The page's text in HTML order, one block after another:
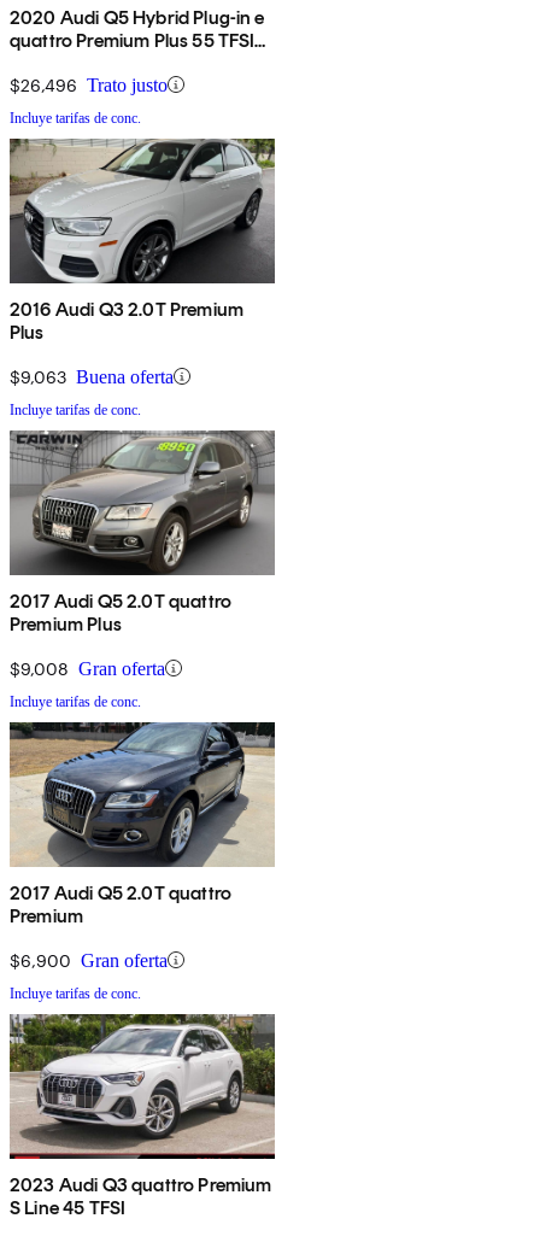
2020 Audi Q5 Hybrid Plug-in e
quattro Premium Plus 55 TFSI
$26,496 Trato justo
Incluye tarifas de conc.
2016 Audi Q3 2.0T Premium
Plus
$9,063 Buena oferta
Incluye tarifas de conc.
2017 Audi Q5 2.0T quattro
Premium Plus
$9,008 Gran oferta
Incluye tarifas de conc.
2017 Audi Q5 2.0T quattro
Premium
$6,900 Gran oferta
Incluye tarifas de conc.
2023 Audi Q3 quattro Premium
S Line 45 TFSI